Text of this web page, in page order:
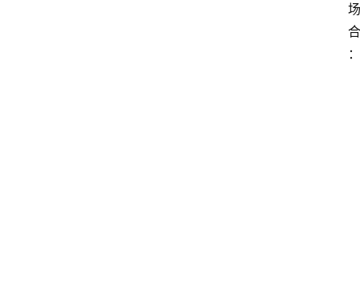
场
合
：